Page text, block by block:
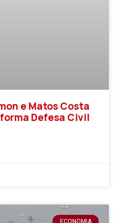
e Matos Costa
Defesa Civil